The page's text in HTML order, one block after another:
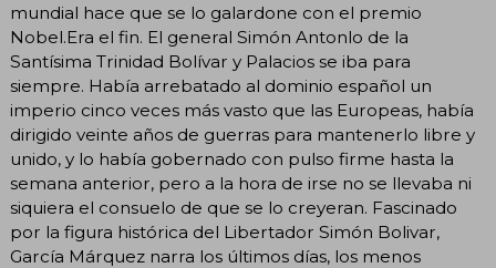
mundial hace que se lo galardone con el premio
Nobel.Era el fin. El general Simón Antonlo de la
Santísima Trinidad Bolívar y Palacios se iba para
siempre. Había arrebatado al dominio español un
imperio cinco veces más vasto que las Europeas, había
dirigido veinte años de guerras para mantenerlo libre y
unido, y lo había gobernado con pulso firme hasta la
semana anterior, pero a la hora de irse no se llevaba ni
siquiera el consuelo de que se lo creyeran. Fascinado
por la figura histórica del Libertador Simón Bolivar,
García Márquez narra los últimos días, los menos